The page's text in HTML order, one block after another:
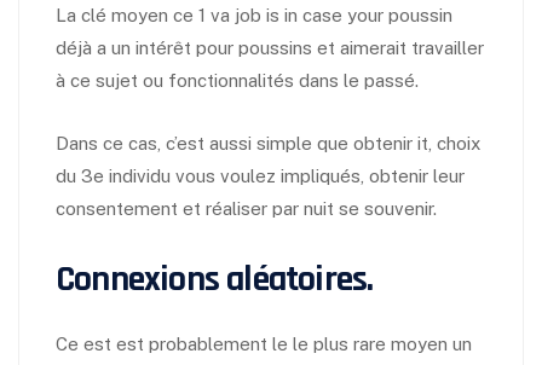
La clé moyen ce 1 va job is in case your poussin
déjà a un intérêt pour poussins et aimerait travailler
à ce sujet ou fonctionnalités dans le passé.
Dans ce cas, c’est aussi simple que obtenir it, choix
du 3e individu vous voulez impliqués, obtenir leur
consentement et réaliser par nuit se souvenir.
Connexions aléatoires.
Ce est est probablement le le plus rare moyen un